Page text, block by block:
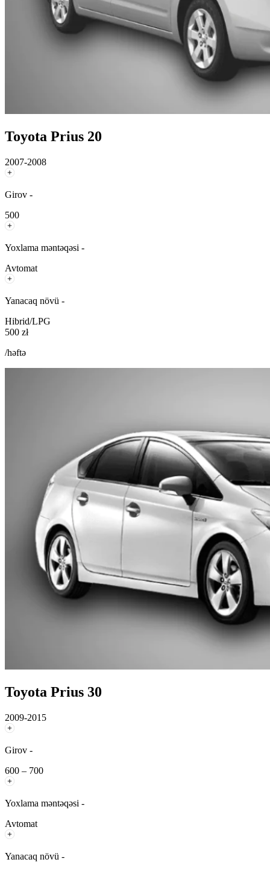
Toyota Prius 20
2007-2008
Girov -
500
Yoxlama məntəqəsi -
Avtomat
Yanacaq növü -
Hibrid/LPG
500 zł
/həftə
Toyota Prius 30
2009-2015
Girov -
600 – 700
Yoxlama məntəqəsi -
Avtomat
Yanacaq növü -